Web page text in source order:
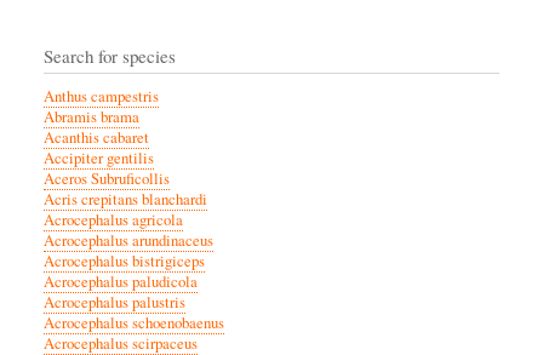
Search for species
Anthus campestris
Abramis brama
Acanthis cabaret
Accipiter gentilis
Aceros Subruficollis
Acris crepitans blanchardi
Acrocephalus agricola
Acrocephalus arundinaceus
Acrocephalus bistrigiceps
Acrocephalus paludicola
Acrocephalus palustris
Acrocephalus schoenobaenus
Acrocephalus scirpaceus